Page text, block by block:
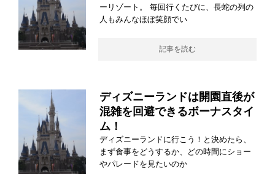
ーリゾート。 毎回行くたびに、長蛇の列の
人もみんなほぼ笑顔でい
記事を読む
ディズニーランドは開園直後が
混雑を回避できるボーナスタイ
ム！
ディズニーランドに行こう！と決めたら、
まず食事をどうするか、どの時間にショー
やパレードを見たいのか